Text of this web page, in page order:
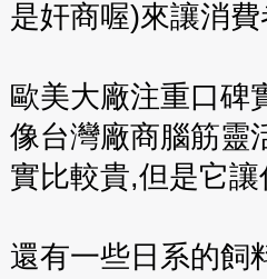
是奸商喔)來讓消
歐美大廠注重口碑
像台灣廠商腦筋靈
實比較貴,但是它
還有一些日系的飼